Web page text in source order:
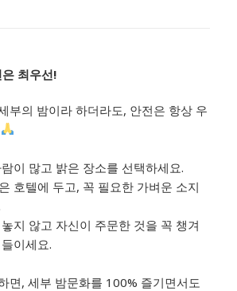
최우선!
부의 밤이라 하더라도, 안전은 항상 우
이 많고 밝은 장소를 선택하세요.
호텔에 두고, 꼭 필요한 가벼운 소지
지 않고 자신이 주문한 것을 꼭 챙겨
이세요.
면, 세부 밤문화를 100% 즐기면서도